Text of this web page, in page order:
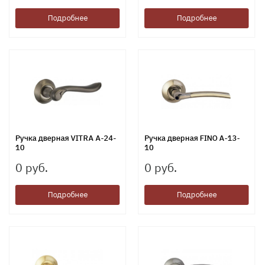
Подробнее Подробнее
Ручка дверная VITRA A-24-
10
0 руб.
Подробнее
Ручка дверная FINO A-13-
10
0 руб.
Подробнее